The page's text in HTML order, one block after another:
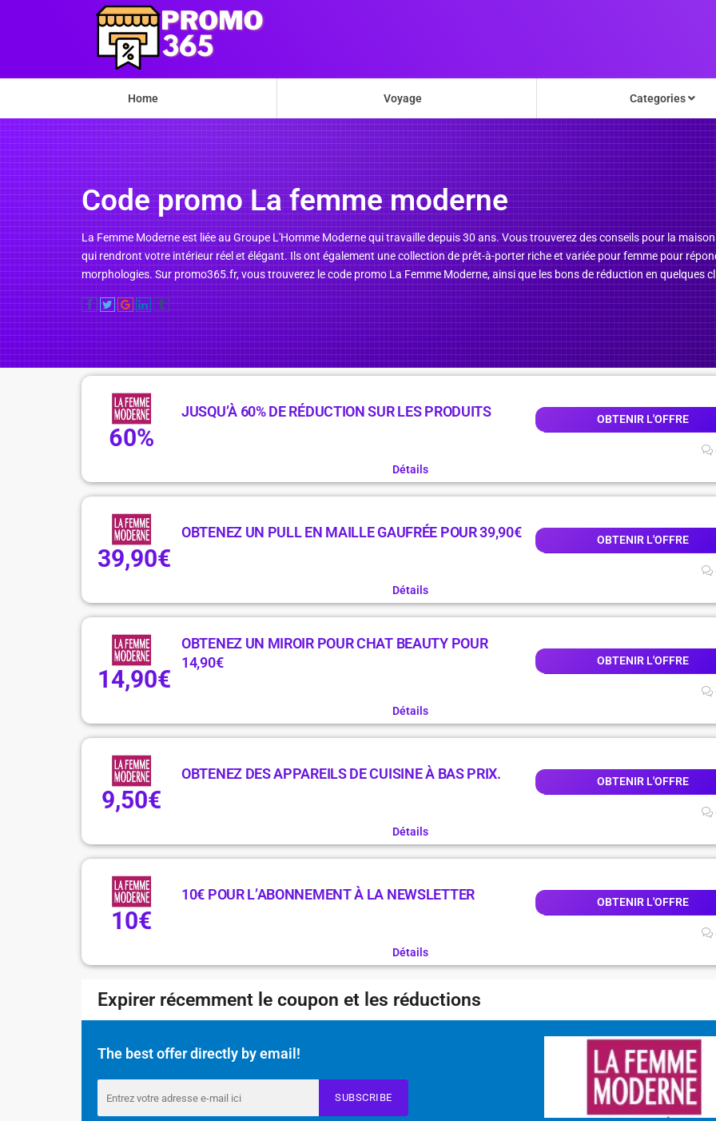
Home Voyage Categories
Code promo La femme moderne
La Femme Moderne est liée au Groupe L'Homme Moderne qui travaille depuis 30 ans. Vous trouverez des conseils pour la
qui rendront votre intérieur réel et élégant. Ils ont également une collection de prêt-à-porter riche et variée pour femme pour
morphologies. Sur promo365.fr, vous trouverez le code promo La Femme Moderne, ainsi que les bons de réduction en quelques
60%
JUSQU’À 60% DE RÉDUCTION SUR LES PRODUITS OBTENIR L'OFFRE
Détails
39,90€
OBTENEZ UN PULL EN MAILLE GAUFRÉE POUR 39,90€ OBTENIR L'OFFRE
Détails
14,90€
OBTENEZ UN MIROIR POUR CHAT BEAUTY POUR
14,90€
OBTENIR L'OFFRE
Détails
9,50€
OBTENEZ DES APPAREILS DE CUISINE À BAS PRIX. OBTENIR L'OFFRE
Détails
10€
10€ POUR L’ABONNEMENT À LA NEWSLETTER OBTENIR L'OFFRE
Détails
Expirer récemment le coupon et les réductions
The best offer directly by email!
SUBSCRIBE